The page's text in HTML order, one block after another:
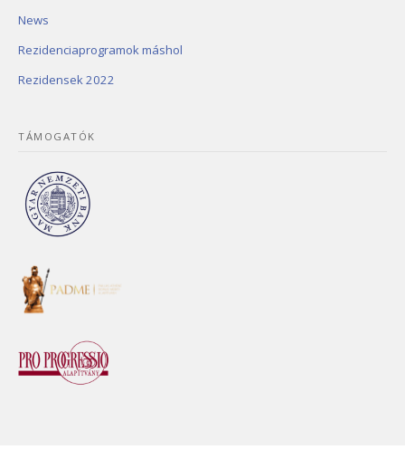
News
Rezidenciaprogramok máshol
Rezidensek 2022
TÁMOGATÓK